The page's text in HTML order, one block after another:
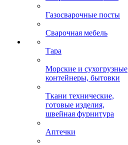
Газосварочные посты
Сварочная мебель
Тара
Морские и сухогрузные
контейнеры, бытовки
Ткани технические,
готовые изделия,
швейная фурнитура
Аптечки